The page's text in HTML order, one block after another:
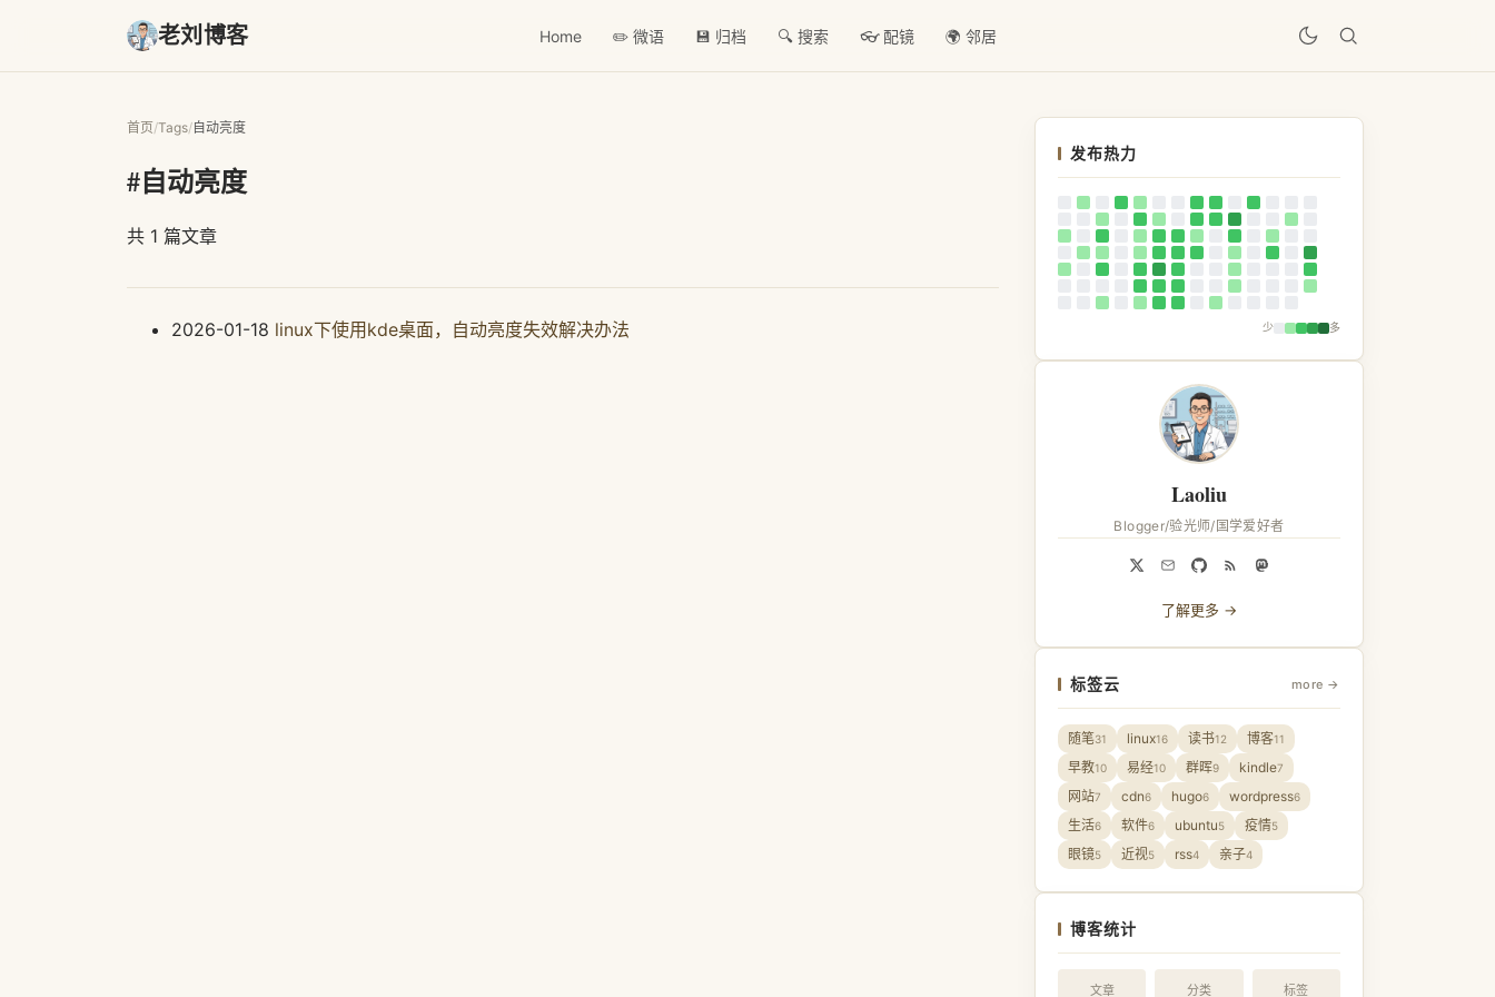
老刘博客 Home ✏️ 微语 💾 归档 🔍 搜索 👓 配镜 🌍 邻居
首页/Tags/自动亮度
#自动亮度
共 1 篇文章
2026-01-18 linux下使用kde桌面，自动亮度失效解决办法
发布热力
少 多
Laoliu
Blogger/验光师/国学爱好者
了解更多 →
标签云 more →
随笔31 linux16 读书12 博客11
早教10 易经10 群晖9 kindle7
网站7 cdn6 hugo6 wordpress6
生活6 软件6 ubuntu5 疫情5
眼镜5 近视5 rss4 亲子4
博客统计
文章 分类 标签